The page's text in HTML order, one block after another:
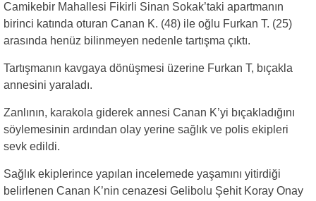
Camikebir Mahallesi Fikirli Sinan Sokak’taki apartmanın
birinci katında oturan Canan K. (48) ile oğlu Furkan T. (25)
arasında henüz bilinmeyen nedenle tartışma çıktı.
Tartışmanın kavgaya dönüşmesi üzerine Furkan T, bıçakla
annesini yaraladı.
Zanlının, karakola giderek annesi Canan K’yi bıçakladığını
söylemesinin ardından olay yerine sağlık ve polis ekipleri
sevk edildi.
Sağlık ekiplerince yapılan incelemede yaşamını yitirdiği
belirlenen Canan K’nin cenazesi Gelibolu Şehit Koray Onay